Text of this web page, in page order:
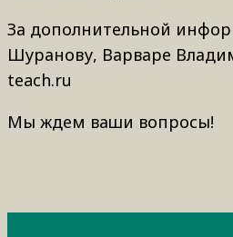
За дополнительной
Шуранову, Варваре
teach.ru
Мы ждем ваши вопросы!